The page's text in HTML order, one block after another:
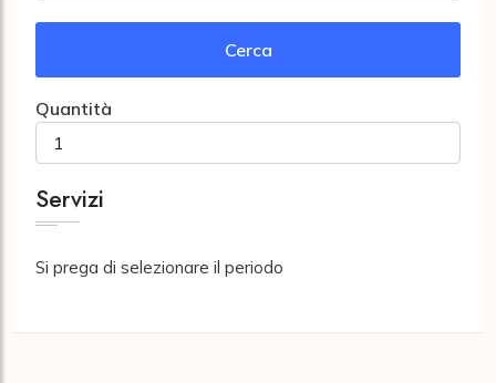
Cerca
Quantità
Servizi
Si prega di selezionare il periodo